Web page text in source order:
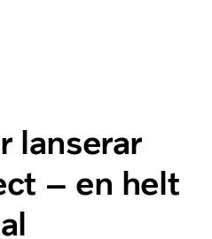
lanserar
– en helt